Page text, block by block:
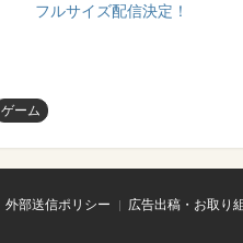
フルサイズ配信決定！
ゲーム
外部送信ポリシー
広告出稿・お取り